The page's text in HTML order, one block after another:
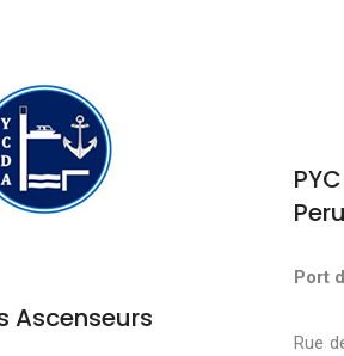
Ascenseurs
PYC
Port